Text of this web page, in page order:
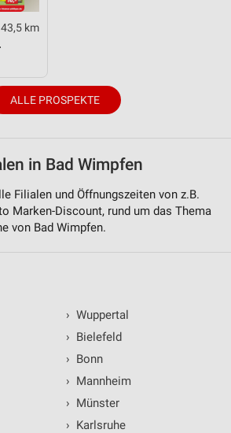
43,5 km
ALLE PROSPEKTE
in Bad Wimpfen
Filialen und Öffnungszeiten von z.B.
Marken-Discount, rund um das Thema
von Bad Wimpfen.
› Wuppertal
› Bielefeld
› Bonn
› Mannheim
› Münster
› Karlsruhe